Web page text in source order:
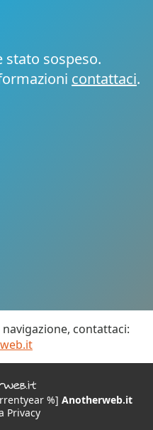
stato sospeso.
contattaci.
contattaci:
%] Anotherweb.it
Privacy